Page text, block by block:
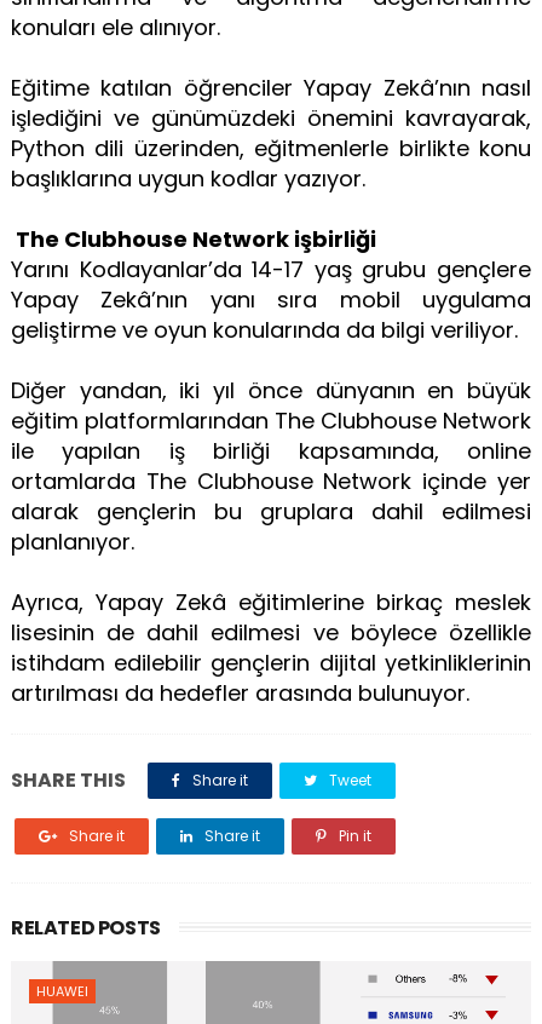
konuları ele alınıyor.
Eğitime katılan öğrenciler Yapay Zekâ’nın nasıl
işlediğini ve günümüzdeki önemini kavrayarak,
Python dili üzerinden, eğitmenlerle birlikte konu
başlıklarına uygun kodlar yazıyor.
The Clubhouse Network işbirliği
Yarını Kodlayanlar’da 14-17 yaş grubu gençlere
Yapay Zekâ’nın yanı sıra mobil uygulama
geliştirme ve oyun konularında da bilgi veriliyor.
Diğer yandan, iki yıl önce dünyanın en büyük
eğitim platformlarından The Clubhouse Network
ile yapılan iş birliği kapsamında, online
ortamlarda The Clubhouse Network içinde yer
alarak gençlerin bu gruplara dahil edilmesi
planlanıyor.
Ayrıca, Yapay Zekâ eğitimlerine birkaç meslek
lisesinin de dahil edilmesi ve böylece özellikle
istihdam edilebilir gençlerin dijital yetkinliklerinin
artırılması da hedefler arasında bulunuyor.
SHARE THIS Share it Tweet
Share it Share it Pin it
RELATED POSTS
HUAWEI